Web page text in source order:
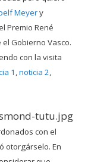
Meyery
Premio René
Gobierno Vasco.
con la visita
1 noticia 2
con el
otorgárselo. En